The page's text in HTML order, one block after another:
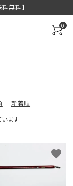
無料】
0
- 新着順
ます
favorite